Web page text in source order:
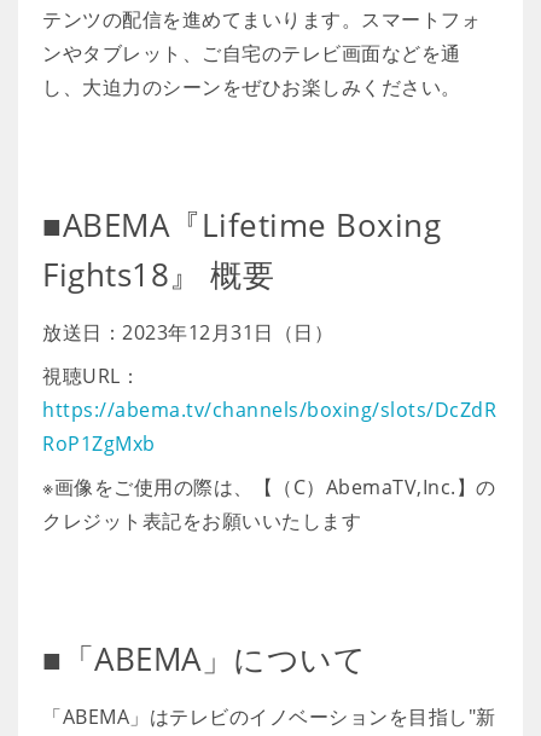
テンツの配信を進めてまいります。スマートフォ
ンやタブレット、ご自宅のテレビ画面などを通
し、大迫力のシーンをぜひお楽しみください。
■ABEMA『Lifetime Boxing
Fights18』 概要
放送日：2023年12月31日（日）
視聴URL：
https://abema.tv/channels/boxing/slots/DcZdR
RoP1ZgMxb
※画像をご使用の際は、【（C）AbemaTV,Inc.】の
クレジット表記をお願いいたします
■「ABEMA」について
「ABEMA」はテレビのイノベーションを目指し"新